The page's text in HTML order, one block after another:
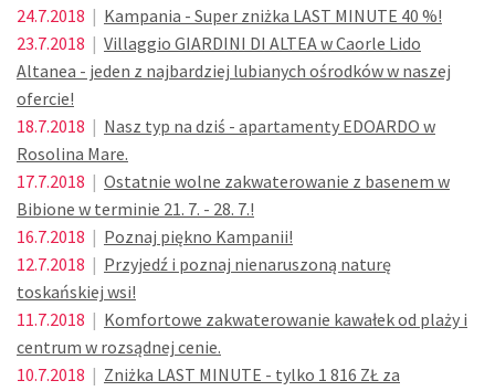
24.7.2018 | Kampania - Super zniżka LAST MINUTE 40 %!
23.7.2018 | Villaggio GIARDINI DI ALTEA w Caorle Lido
Altanea - jeden z najbardziej lubianych ośrodków w naszej
ofercie!
18.7.2018 | Nasz typ na dziś - apartamenty EDOARDO w
Rosolina Mare.
17.7.2018 | Ostatnie wolne zakwaterowanie z basenem w
Bibione w terminie 21. 7. - 28. 7.!
16.7.2018 | Poznaj piękno Kampanii!
12.7.2018 | Przyjedź i poznaj nienaruszoną naturę
toskańskiej wsi!
11.7.2018 | Komfortowe zakwaterowanie kawałek od plaży i
centrum w rozsądnej cenie.
10.7.2018 | Zniżka LAST MINUTE - tylko 1 816 ZŁ za